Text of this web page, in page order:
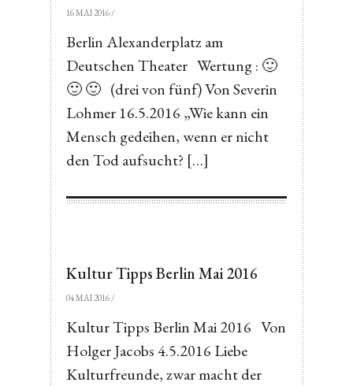
16 MAI 2016/
Berlin Alexanderplatz am
Deutschen Theater Wertung : 🙂
🙂 🙂 (drei von fünf) Von Severin
Lohmer 16.5.2016 „Wie kann ein
Mensch gedeihen, wenn er nicht
den Tod aufsucht? […]
Kultur Tipps Berlin Mai 2016
04 MAI 2016/
Kultur Tipps Berlin Mai 2016 Von
Holger Jacobs 4.5.2016 Liebe
Kulturfreunde, zwar macht der